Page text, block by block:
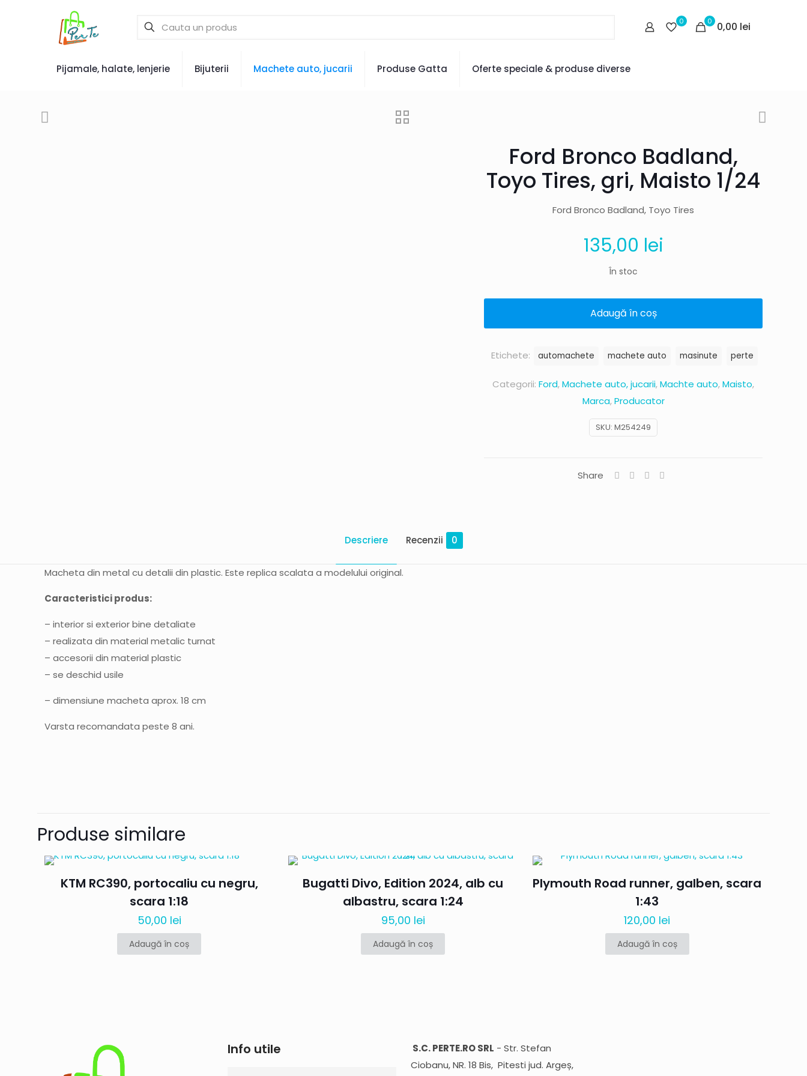
0 0 0,00 lei
Pijamale, halate, lenjerie Bijuterii Machete auto, jucarii Produse Gatta Oferte speciale & produse diverse
Ford Bronco Badland,
Toyo Tires, gri, Maisto 1/24
Ford Bronco Badland, Toyo Tires
135,00 lei
În stoc
Adaugă în coș
SKU: M254249
Categorii: Ford,Machete auto, jucarii,Machte auto,Maisto,
Marca,Producator
Etichete: automachete machete auto masinute perte
Share
Descriere Recenzii 0
Macheta din metal cu detalii din plastic. Este replica scalata a modelului original.
Caracteristici produs:
– interior si exterior bine detaliate
– realizata din material metalic turnat
– accesorii din material plastic
– se deschid usile
– dimensiune macheta aprox. 18 cm
Varsta recomandata peste 8 ani.
Tires, gri, Maisto 1/24”
Evaluarea ta
emailul și site-ul web în acest
navigator pentru data viitoare când o să comentez.
Produse similare
KTM RC390, portocaliu cu negru,
scara 1:18
50,00 lei
Adaugă în coș
Bugatti Divo, Edition 2024, alb cu
albastru, scara 1:24
95,00 lei
Adaugă în coș
Plymouth Road runner, galben, scara
1:43
120,00 lei
Adaugă în coș
Info utile S.C. PERTE.RO SRL - Str. Stefan
Ciobanu, NR. 18 Bis, Pitesti jud. Argeș,